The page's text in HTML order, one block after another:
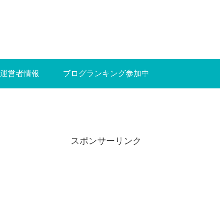
運営者情報 ブログランキング参加中
スポンサーリンク